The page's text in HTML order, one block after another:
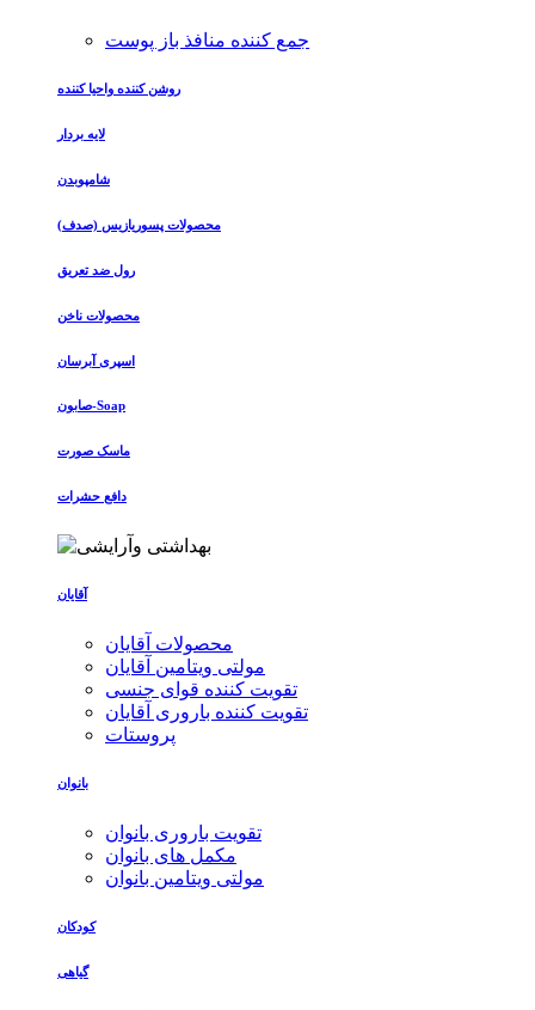
جمع کننده منافذ باز پوست
روشن کننده واحیا کننده
لایه بردار
شامپوبدن
محصولات پسوریازیس (صدف)
رول ضد تعریق
محصولات ناخن
اسپری آبرسان
صابون-Soap
ماسک صورت
دافع حشرات
آقایان
محصولات آقایان
مولتی ویتامین آقایان
تقویت کننده قوای جنسی
تقویت کننده باروری آقایان
پروستات
بانوان
تقویت باروری بانوان
مکمل های بانوان
مولتی ویتامین بانوان
کودکان
گیاهی